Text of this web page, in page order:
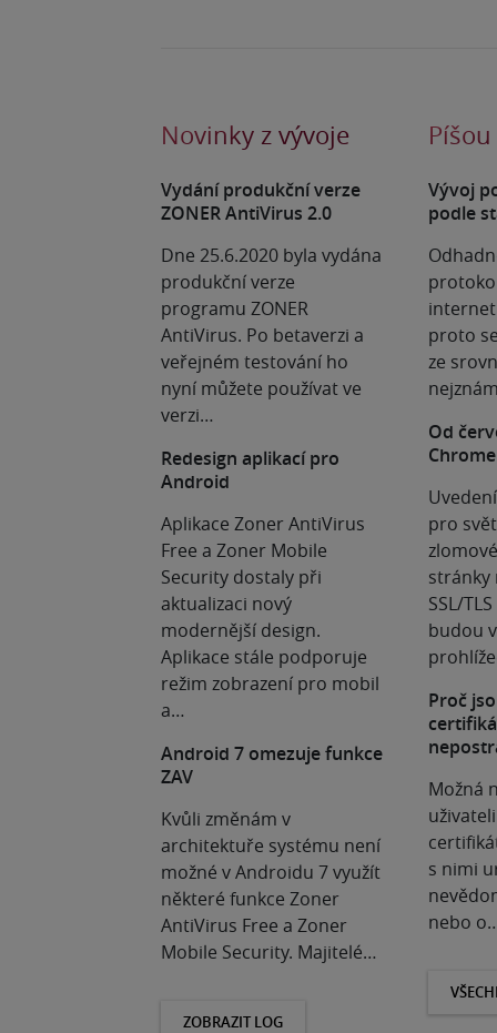
Novinky z vývoje
Vydání produkční verze
ZONER AntiVirus 2.0
Dne 25.6.2020 byla vydána
produkční verze
programu ZONER
AntiVirus. Po betaverzi a
veřejném testování ho
nyní můžete používat ve
verzi…
Redesign aplikací pro
Android
Aplikace Zoner AntiVirus
Free a Zoner Mobile
Security dostaly při
aktualizaci nový
modernější design.
Aplikace stále podporuje
režim zobrazení pro mobil
a…
Android 7 omezuje funkce
ZAV
Kvůli změnám v
architektuře systému není
možné v Androidu 7 využít
některé funkce Zoner
AntiVirus Free a Zoner
Mobile Security. Majitelé…
ZOBRAZIT LOG
Vývoj
podle
proto
ze
Od
pro
stránky
SSL/
budou
Proč
Možná
s nimi
nebo